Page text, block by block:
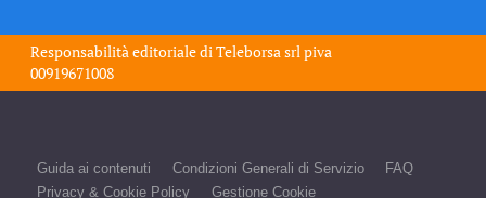
Responsabilità editoriale diTeleborsa srlpiva
00919671008
Guida ai contenuti Condizioni Generali di Servizio
FAQ
Privacy & Cookie Policy
Gestione Cookie